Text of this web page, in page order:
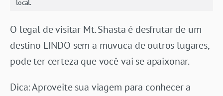
local.
O legal de visitar Mt. Shasta é desfrutar de um
destino LINDO sem a muvuca de outros lugares,
pode ter certeza que você vai se apaixonar.
Dica: Aproveite sua viagem para conhecer a